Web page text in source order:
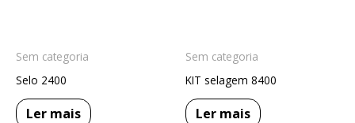
Sem categoria
Selo 2400
Ler mais
Sem categoria
KIT selagem 8400
Ler mais